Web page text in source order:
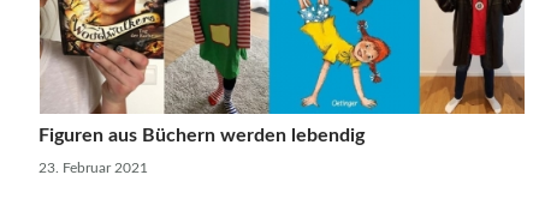
Figuren aus Büchern werden lebendig
23. Februar 2021